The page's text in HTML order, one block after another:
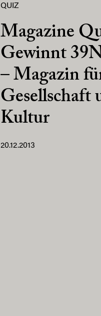
QUIZ
Magazine
Gewinnt
– Magazin
Gesellschaft
Kultur
20.12.2013